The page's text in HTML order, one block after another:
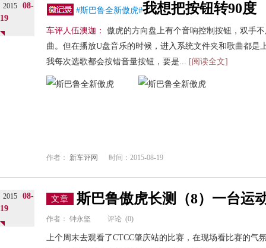
2015
08-
19
#斯巴鲁全新傲虎#我想把按钮转90度
车评人伍澳迦：
傲虎的方向盘上有个音响控制按钮，双手
曲。但在播放U盘音乐的时候，进入系统文件夹和歌曲都是
我每次选歌都会按错音量按钮，要是... [阅读全文]
作者： 新车评网 时间：2015-08-19
2015
08-
19
文章 斯巴鲁傲虎长测（8）一台运
作者： 钟永坚 评论 (0)
上个周末去观看了CTCC肇庆站的比赛，在现场看比赛的气